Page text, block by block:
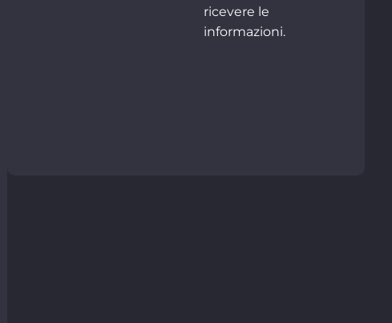
ricevere le
informazioni.